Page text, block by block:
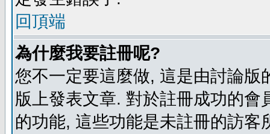
回頂端
為什麼我要註冊呢?
您不一定要這麼做, 這是由討論
版上發表文章. 對於註冊成功的
的功能, 這些功能是未註冊的訪